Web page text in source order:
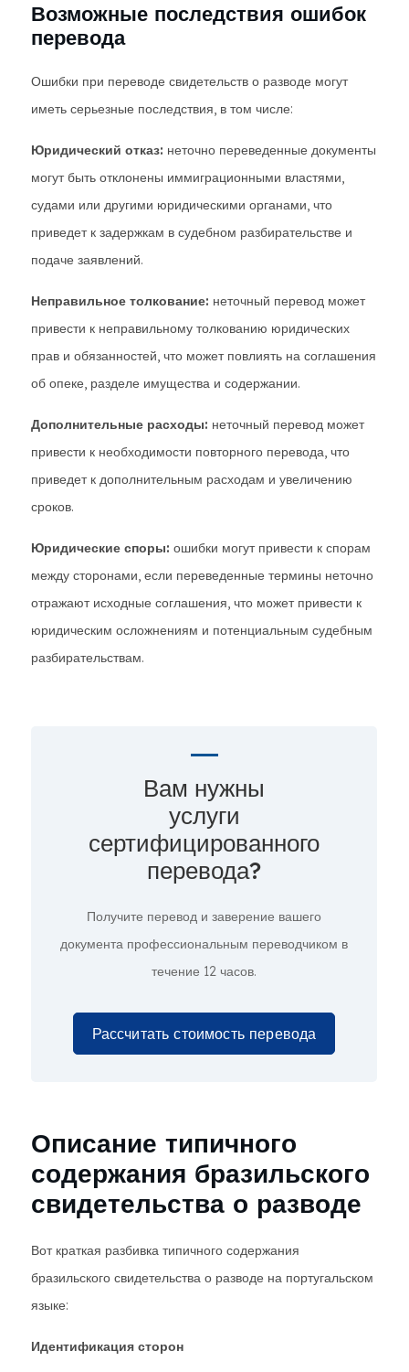
Возможные последствия ошибок
перевода
Ошибки при переводе свидетельств о разводе могут
иметь серьезные последствия, в том числе:
Юридический отказ: неточно переведенные документы
могут быть отклонены иммиграционными властями,
судами или другими юридическими органами, что
приведет к задержкам в судебном разбирательстве и
подаче заявлений.
Неправильное толкование: неточный перевод может
привести к неправильному толкованию юридических
прав и обязанностей, что может повлиять на соглашения
об опеке, разделе имущества и содержании.
Дополнительные расходы: неточный перевод может
привести к необходимости повторного перевода, что
приведет к дополнительным расходам и увеличению
сроков.
Юридические споры: ошибки могут привести к спорам
между сторонами, если переведенные термины неточно
отражают исходные соглашения, что может привести к
юридическим осложнениям и потенциальным судебным
разбирательствам.
Вам нужны
услуги
сертифицированного
перевода?
Получите перевод и заверение вашего
документа профессиональным переводчиком в
течение 12 часов.
Рассчитать стоимость перевода
Описание типичного
содержания бразильского
свидетельства о разводе
Вот краткая разбивка типичного содержания
бразильского свидетельства о разводе на португальском
языке:
Идентификация сторон